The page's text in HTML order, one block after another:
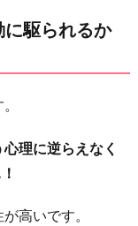
駆られるか
理に逆らえなく
高いです。